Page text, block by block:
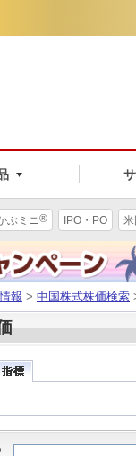
ぶミニ® IPO・PO
報 > 中国株式株価検索